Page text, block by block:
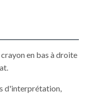
en bas à droite
d'interprétation,